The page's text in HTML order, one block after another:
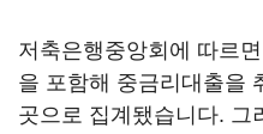
저축은행중앙회에 따르
을 포함해 중금리대출을
곳으로 집계됐습니다. 그